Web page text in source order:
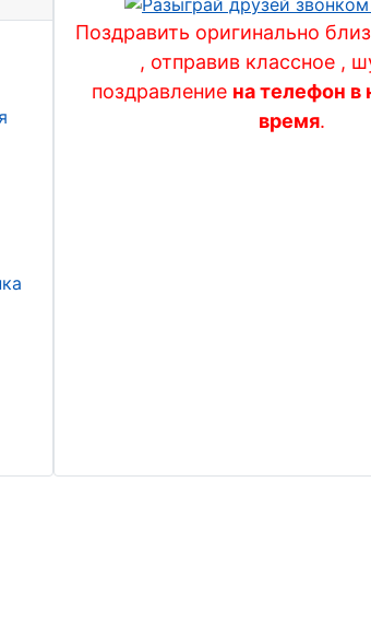
Поздравить оригинально
, отправив классное ,
поздравление на телефон в
время.